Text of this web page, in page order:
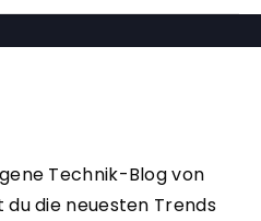
Technik-Blog von
du die neuesten Trends